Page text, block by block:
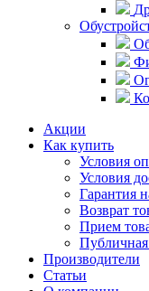
Акции
Как купить
Условия
Условия
Гарантия
Возврат
Прием
Публичная
Производители
Статьи